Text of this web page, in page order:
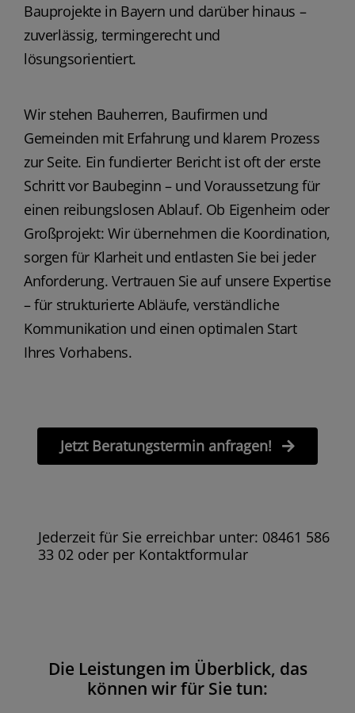
Bauprojekte in Bayern und darüber hinaus –
zuverlässig, termingerecht und
lösungsorientiert.
Wir stehen Bauherren, Baufirmen und
Gemeinden mit Erfahrung und klarem Prozess
zur Seite. Ein fundierter Bericht ist oft der erste
Schritt vor Baubeginn – und Voraussetzung für
einen reibungslosen Ablauf. Ob Eigenheim oder
Großprojekt: Wir übernehmen die Koordination,
sorgen für Klarheit und entlasten Sie bei jeder
Anforderung. Vertrauen Sie auf unsere Expertise
– für strukturierte Abläufe, verständliche
Kommunikation und einen optimalen Start
Ihres Vorhabens.
Jetzt Beratungstermin anfragen!
Jederzeit für Sie erreichbar unter: 08461 586
33 02 oder per Kontaktformular
Die Leistungen im Überblick, das
können wir für Sie tun: